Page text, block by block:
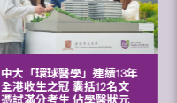
中大「環球醫學」連續13年
全港收生之冠 囊括12名文
憑試滿分考生 佔學醫狀元